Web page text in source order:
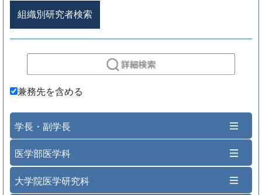
組織別研究者検索
兼務先を含める
学長・副学長
医学部医学科
大学院医学研究科